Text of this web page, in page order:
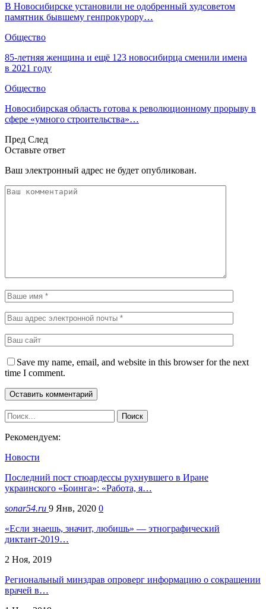
В Новосибирске установили не одобренный худсоветом
памятник бывшему генпрокурору…
Общество
85-летняя женщина и ещё 123 новосибирца сменили имена
в 2021 году
Общество
Новосибирская область готова к революционному прорыву в
сфере «умного строительства»…
Пред След
Оставьте ответ
Ваш электронный адрес не будет опубликован.
Save my name, email, and website in this browser for the next
time I comment.
Рекомендуем:
Новости
Последний пост стюардессы рухнувшего в Иране
украинского «Боинга»: «Работа, я…
sonar54.ru 9 Янв, 2020 0
«Если знаешь, значит, любишь» — этнографический
диктант-2019…
2 Ноя, 2019
Региональный минздрав опроверг информацию о сокращении
врачей в…